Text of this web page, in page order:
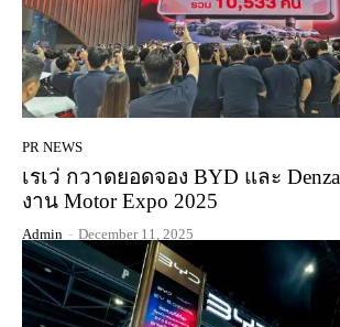
PR NEWS
เรเว่ กวาดยอดจอง BYD และ
งาน Motor Expo 2025
Admin - December 11, 2025